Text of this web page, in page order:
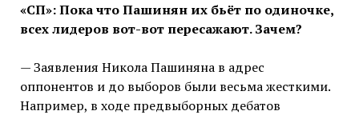
«СП»: Пока что Пашинян их бьёт по одиночке,
всех лидеров вот-вот пересажают. Зачем?
— Заявления Никола Пашиняна в адрес
оппонентов и до выборов были весьма жесткими.
Например, в ходе предвыборных дебатов